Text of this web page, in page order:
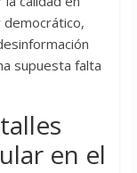
supuesta falta
en el